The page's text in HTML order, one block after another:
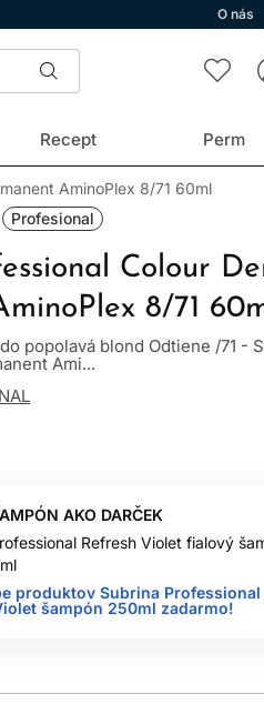
O nás
Recept Perm
AminoPlex 8/71 60ml
Profesional
Colour
8/71
popolavá blond Odtiene /71 -
Ami...
AKO DARČEK
Refresh Violet fialový
produktov Subrina
šampón 250ml zadarmo!